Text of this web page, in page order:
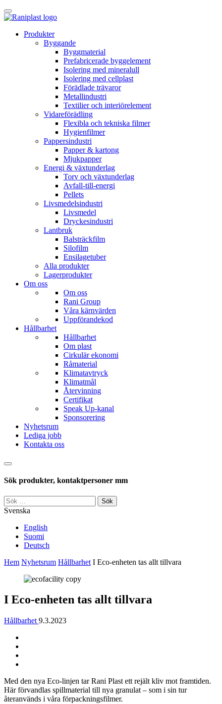
Skip
to
Produkter
Byggande
Byggmaterial
Prefabricerade byggelement
Isolering med mineralull
Isolering med cellplast
Förädlade trävaror
Metallindustri
Textilier och interiörelement
Vidareförädling
Flexibla och tekniska filmer
Hygienfilmer
Pappersindustri
Papper & kartong
Mjukpapper
Energi & växtunderlag
Torv och växtunderlag
Avfall-till-energi
Pellets
Livsmedelsindustri
Livsmedel
Dryckesindustri
Lantbruk
Balsträckfilm
Silofilm
Ensilagetuber
Alla produkter
Lagerprodukter
Om oss
Om oss
Rani Group
Våra kärnvärden
Uppförandekod
Hållbarhet
Hållbarhet
Om plast
Cirkulär ekonomi
Råmaterial
Klimatavtryck
Klimatmål
Återvinning
Certifikat
Speak Up-kanal
Sponsorering
Nyhetsrum
Lediga jobb
Kontakta oss
Sök
Sök produkter, kontaktpersoner mm
Sök
efter:
Svenska
English
Suomi
Deutsch
Hem Nyhetsrum Hållbarhet I Eco-enheten tas allt tillvara
I Eco-enheten tas allt tillvara
Hållbarhet 9.3.2023
artikkeli
Med den nya Eco-linjen tar Rani Plast ett rejält kliv mot framtiden.
Här förvandlas spillmaterial till nya granulat – som i sin tur
återanvänds i våra förpackningsfilmer.